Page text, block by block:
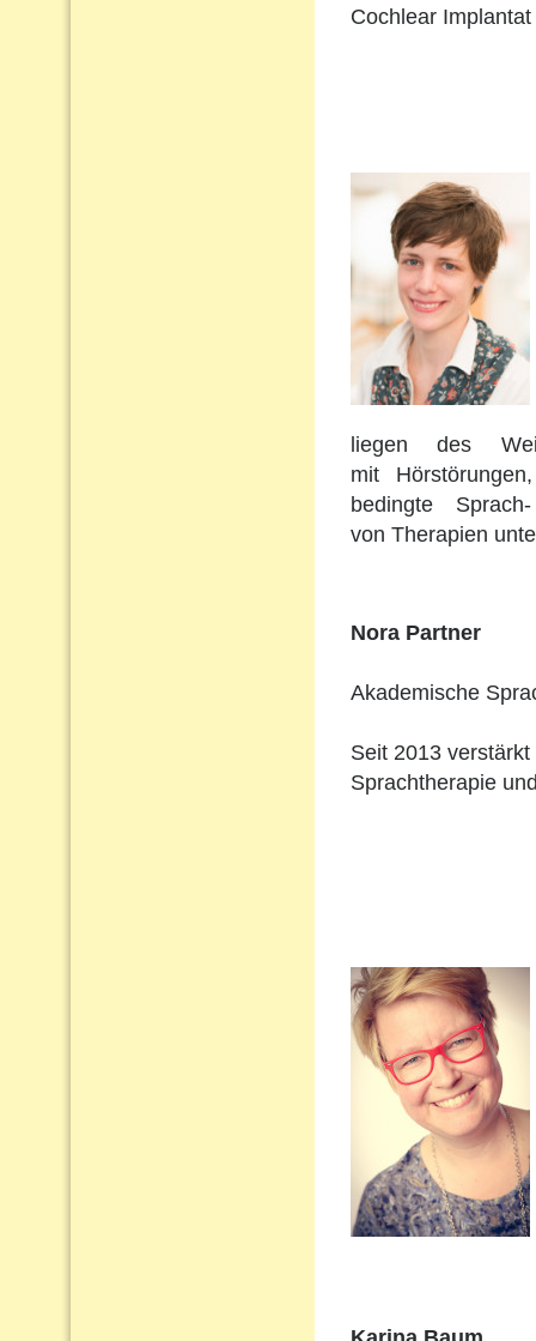
Cochlear
liegen des
mit
bedingte
von Therapien
Nora Partner
Akademische
Seit 2013
Sprachtherapie